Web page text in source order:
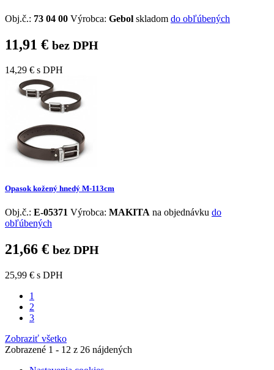
Obj.č.: 73 04 00 Výrobca: Gebol skladom do obľúbených
11,91 € bez DPH
14,29 € s DPH
Opasok kožený hnedý M-113cm
Obj.č.: E-05371 Výrobca: MAKITA na objednávku do
obľúbených
21,66 € bez DPH
25,99 € s DPH
1
2
3
Zobraziť všetko
Zobrazené 1 - 12 z 26 nájdených